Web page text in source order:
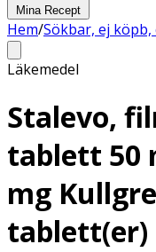
Mina Recept
Hem/Sökbar, ej köpb,
Läkemedel
Stalevo,
tablett 50
mg
tablett(er)